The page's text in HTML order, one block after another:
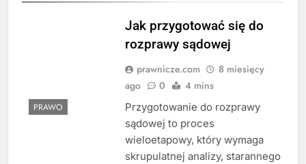
PRAWO
Jak przygotować się do
rozprawy sądowej
prawnicze.com
8 miesięcy
ago
0 4 mins
Przygotowanie do rozprawy
sądowej to proces
wieloetapowy, który wymaga
skrupulatnej analizy, starannego